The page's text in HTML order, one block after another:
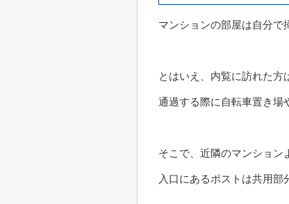
マンションの部屋は自分で
とはいえ、内覧に訪れた方
通過する際に自転車置き場
そこで、近隣のマンション
入口にあるポストは共用部